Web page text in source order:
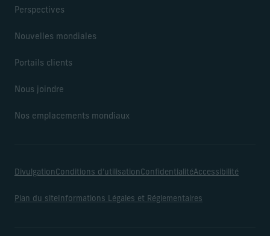
Perspectives
Nouvelles mondiales
Portails clients
Nous joindre
Nos emplacements mondiaux
DivulgationConditions d’utilisationConfidentialitéAccessibilité
Plan du site Informations Légales et Réglementaires